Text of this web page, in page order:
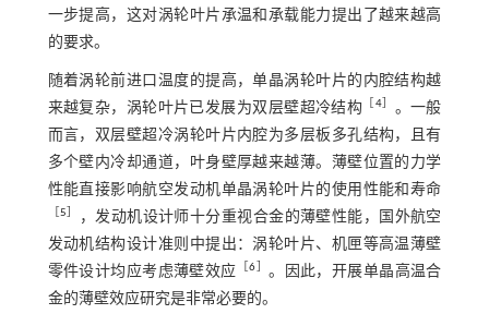
一步提高，这对涡轮叶片承温和承载能力提出了越来越高
的要求。
随着涡轮前进口温度的提高，单晶涡轮叶片的内腔结构越
来越复杂，涡轮叶片已发展为双层壁超冷结构
4］ 。一般
而言，双层壁超冷涡轮叶片内腔为多层板多孔结构，且有
多个壁内冷却通道，叶身壁厚越来越薄。薄壁位置的力学
性能直接影响航空发动机单晶涡轮叶片的使用性能和寿命
［5
，发动机设计师十分重视合金的薄壁性能，国外航空
发动机结构设计准则中提出：涡轮叶片、机匣等高温薄壁
零件设计均应考虑薄壁效应 ［6
。因此，开展单晶高温合
金的薄壁效应研究是非常必要的。